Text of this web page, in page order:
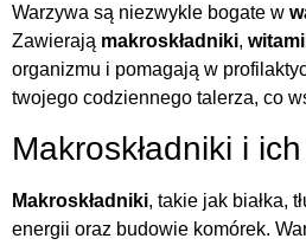
Warzywa są niezwykle bogate w
Zawierają makroskładniki,
organizmu i pomagają w
twojego codziennego talerza, co
Makroskładniki i
Makroskładniki, takie jak białka,
energii oraz budowie komórek.